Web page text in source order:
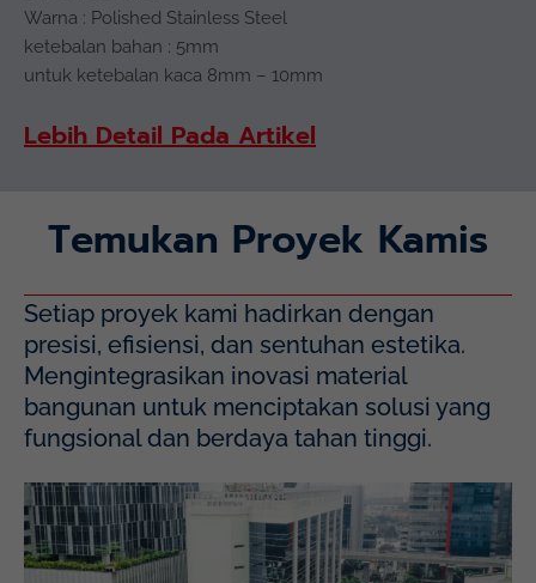
Warna : Polished Stainless Steel
ketebalan bahan : 5mm
untuk ketebalan kaca 8mm – 10mm
Lebih Detail Pada Artikel
Temukan Proyek Kamis
Setiap proyek kami hadirkan dengan
presisi, efisiensi, dan sentuhan estetika.
Mengintegrasikan inovasi material
bangunan untuk menciptakan solusi yang
fungsional dan berdaya tahan tinggi.
Mayapada Hospital Kuningan (MHKN), Kuningan, Jakarta
Selatan.
Lihat Detail Proyek